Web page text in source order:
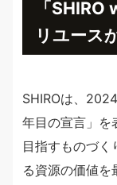
「SHIRO
リユース
SHIROは、
年目の宣言」を
目指すものづく
る資源の価値を